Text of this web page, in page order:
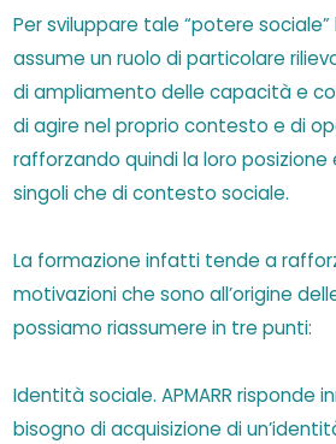
Per sviluppare tale “potere
assume un ruolo di particolare
di ampliamento delle capacità e
di agire nel proprio contesto e di
rafforzando quindi la loro posizione
singoli che di contesto sociale.
La formazione infatti tende a
motivazioni che sono all’origine
possiamo riassumere in tre punti:
Identità sociale. APMARR risponde
bisogno di acquisizione di